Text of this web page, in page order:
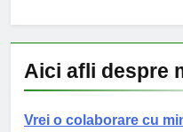
Aici afli despre
Vrei o colaborare cu